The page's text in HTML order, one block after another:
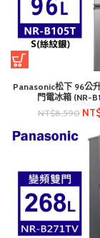
Panasonic松下 96公
門電冰箱 (NR-
NT$8,590